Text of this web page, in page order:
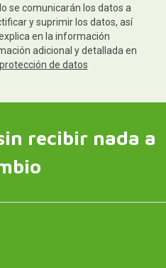
se comunicarán los datos a
y suprimir los datos, así
en la información
adicional y detallada en
de datos
recibir nada a